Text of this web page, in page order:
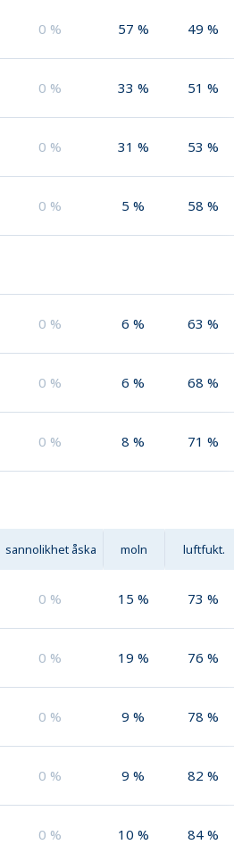
0 % 57 % 49 %
0 % 33 % 51 %
0 % 31 % 53 %
0 % 5 % 58 %
0 % 6 % 63 %
0 % 6 % 68 %
0 % 8 % 71 %
sannolikhet åska moln luftfukt.
0 % 15 % 73 %
0 % 19 % 76 %
0 % 9 % 78 %
0 % 9 % 82 %
0 % 10 % 84 %